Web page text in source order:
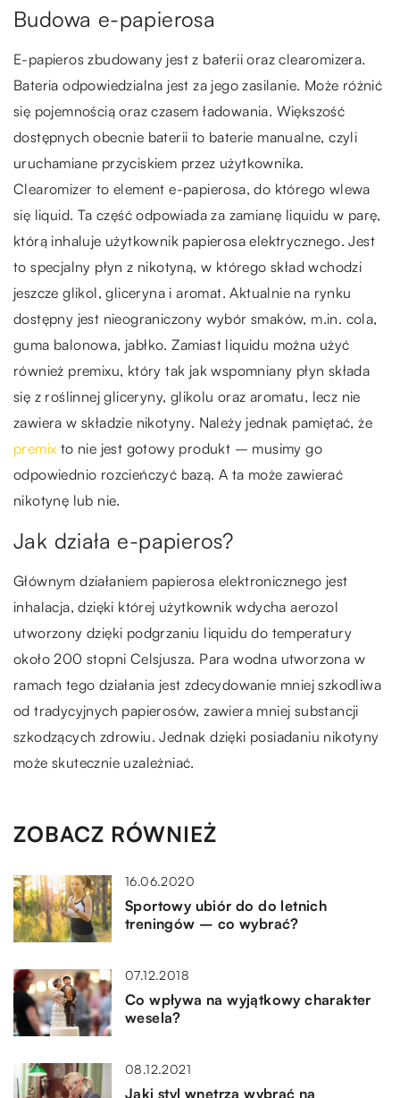
Budowa e-papierosa
E-papieros zbudowany jest z baterii oraz clearomizera.
Bateria odpowiedzialna jest za jego zasilanie. Może różnić
się pojemnością oraz czasem ładowania. Większość
dostępnych obecnie baterii to baterie manualne, czyli
uruchamiane przyciskiem przez użytkownika.
Clearomizer to element e-papierosa, do którego wlewa
się liquid. Ta część odpowiada za zamianę liquidu w parę,
którą inhaluje użytkownik papierosa elektrycznego. Jest
to specjalny płyn z nikotyną, w którego skład wchodzi
jeszcze glikol, gliceryna i aromat. Aktualnie na rynku
dostępny jest nieograniczony wybór smaków, m.in. cola,
guma balonowa, jabłko. Zamiast liquidu można użyć
również premixu, który tak jak wspomniany płyn składa
się z roślinnej gliceryny, glikolu oraz aromatu, lecz nie
zawiera w składzie nikotyny. Należy jednak pamiętać, że
premix to nie jest gotowy produkt – musimy go
odpowiednio rozcieńczyć bazą. A ta może zawierać
nikotynę lub nie.
Jak działa e-papieros?
Głównym działaniem papierosa elektronicznego jest
inhalacja, dzięki której użytkownik wdycha aerozol
utworzony dzięki podgrzaniu liquidu do temperatury
około 200 stopni Celsjusza. Para wodna utworzona w
ramach tego działania jest zdecydowanie mniej szkodliwa
od tradycyjnych papierosów, zawiera mniej substancji
szkodzących zdrowiu. Jednak dzięki posiadaniu nikotyny
może skutecznie uzależniać.
ZOBACZ RÓWNIEŻ
16.06.2020
Sportowy ubiór do do letnich
treningów – co wybrać?
07.12.2018
Co wpływa na wyjątkowy charakter
wesela?
08.12.2021
Jaki styl wnętrza wybrać na